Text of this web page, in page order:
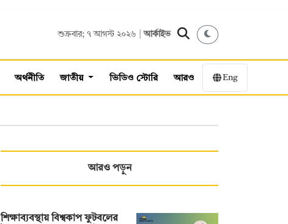
শুক্রবার; ৭ আগস্ট ২০২৬ |আর্কাইভ
অর্থনীতি জাতীয় ভিডিও স্টোরি আরও Eng
আরও পড়ুন
শিক্ষাব্যবস্থায় বিশ্বকাপ ফুটবলের